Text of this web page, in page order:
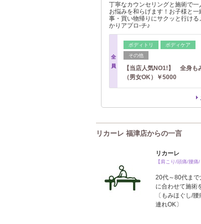
丁寧なカウンセリングと施術で
お悩みを和らげます！お子様と
事・買い物帰りにサクッと行け
かりアプロ‐チ♪
全
員
ボディトリ
ボディケア
その他
【当店人気NO1!】 全身
（男女OK）￥5000
リカーレ 福津店からの一言
リカーレ
【肩こり/頭痛/腰痛
20代～80代まで
に合わせて施術
〔もみほぐし/
連れOK〕